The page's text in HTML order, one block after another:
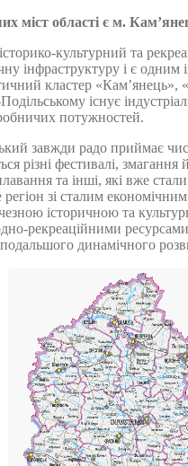
міст області є м.
культурний та
інфраструктуру і є одним
кластер «Кам’янець»,
існує
потужностей.
завжди радо приймає
різні фестивалі, змагання
та інші, які вже
зі сталим
історичною та
рекреаційними
динамічного